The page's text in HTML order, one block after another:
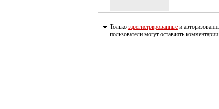
Только зарегистрированные и
пользователи могут оставлять комментарии.